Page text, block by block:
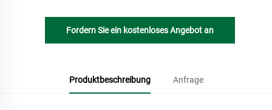
Fordern Sie ein kostenloses Angebot an
Produktbeschreibung Anfrage